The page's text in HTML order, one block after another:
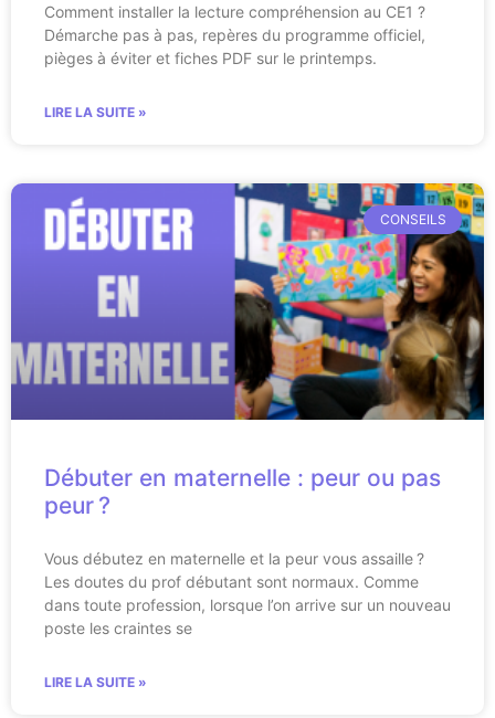
Comment installer la lecture compréhension au CE1 ?
Démarche pas à pas, repères du programme officiel,
pièges à éviter et fiches PDF sur le printemps.
LIRE LA SUITE »
CONSEILS
Débuter en maternelle : peur ou pas
peur ?
Vous débutez en maternelle et la peur vous assaille ?
Les doutes du prof débutant sont normaux. Comme
dans toute profession, lorsque l’on arrive sur un nouveau
poste les craintes se
LIRE LA SUITE »